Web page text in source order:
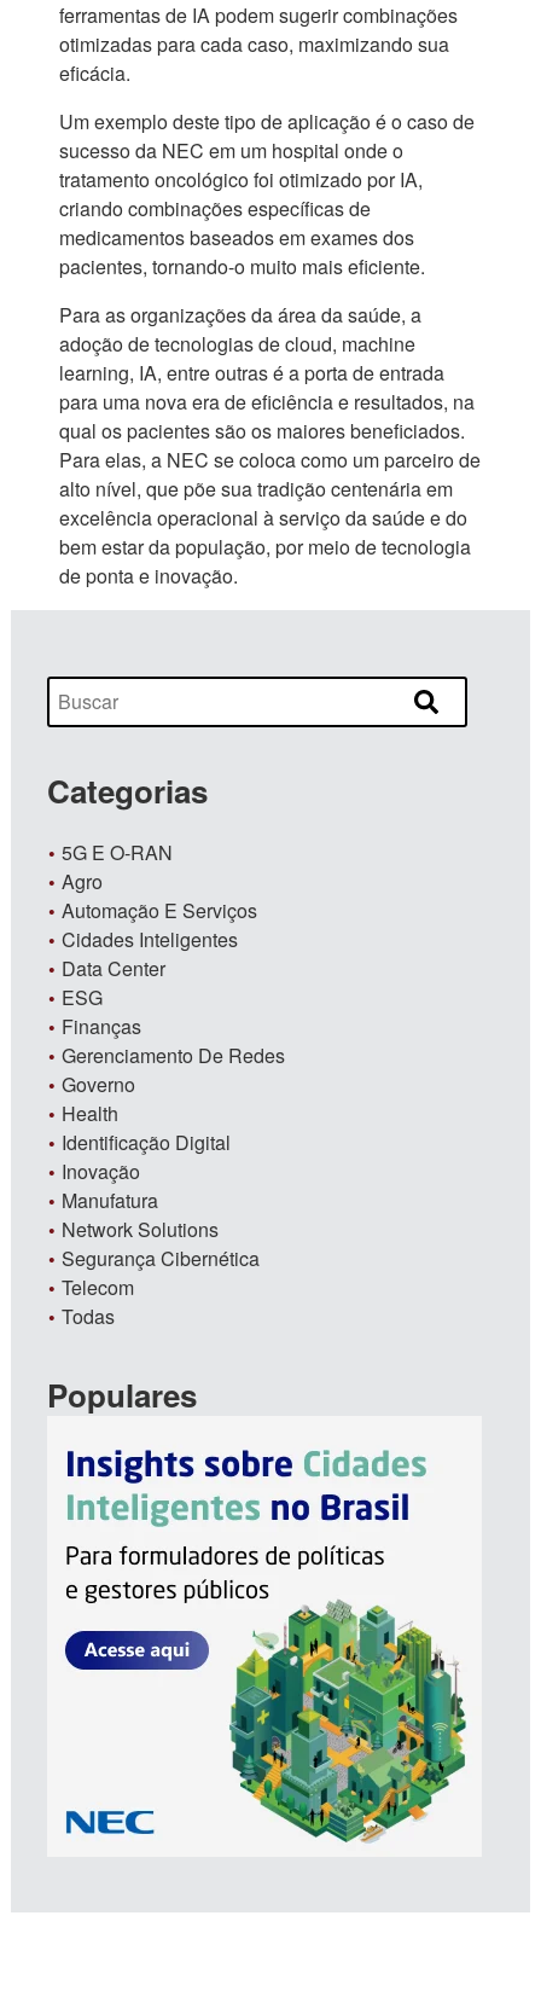
ferramentas de IA podem sugerir combinações
otimizadas para cada caso, maximizando sua
eficácia.
Um exemplo deste tipo de aplicação é o caso de
sucesso da NEC em um hospital onde o
tratamento oncológico foi otimizado por IA,
criando combinações específicas de
medicamentos baseados em exames dos
pacientes, tornando-o muito mais eficiente.
Para as organizações da área da saúde, a
adoção de tecnologias de cloud, machine
learning, IA, entre outras é a porta de entrada
para uma nova era de eficiência e resultados, na
qual os pacientes são os maiores beneficiados.
Para elas, a NEC se coloca como um parceiro de
alto nível, que põe sua tradição centenária em
excelência operacional à serviço da saúde e do
bem estar da população, por meio de tecnologia
de ponta e inovação.
Categorias
5G E O-RAN
Agro
Automação E Serviços
Cidades Inteligentes
Data Center
ESG
Finanças
Gerenciamento De Redes
Governo
Health
Identificação Digital
Inovação
Manufatura
Network Solutions
Segurança Cibernética
Telecom
Todas
Populares